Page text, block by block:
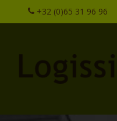
+32 (0)65 31 96 96